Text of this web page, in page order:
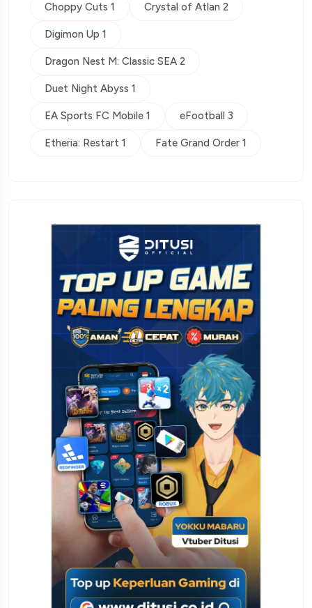
Choppy Cuts 1 Crystal of Atlan 2
Digimon Up 1
Dragon Nest M: Classic SEA 2
Duet Night Abyss 1
EA Sports FC Mobile 1 eFootball 3
Etheria: Restart 1 Fate Grand Order 1